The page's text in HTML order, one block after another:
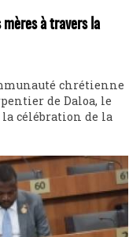
mères à travers la
chrétienne
de Daloa, le
la célébration de la